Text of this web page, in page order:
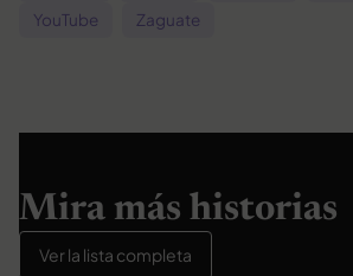
YouTube Zaguate
Mira más historias
Ver la lista completa